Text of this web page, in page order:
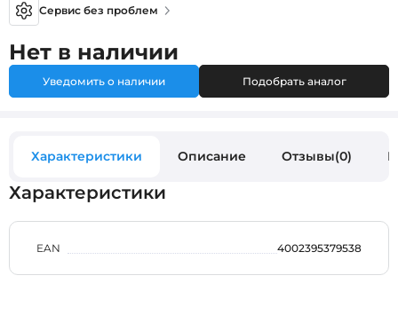
Сервис без проблем
Нет в наличии
Уведомить о наличии Подобрать аналог
Характеристики Описание Отзывы(0)
Характеристики
EAN 4002395379538